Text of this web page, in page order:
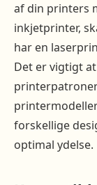
af din printers
inkjetprinter,
har en
Det er vigtigt
forskellige
optimal ydelse.